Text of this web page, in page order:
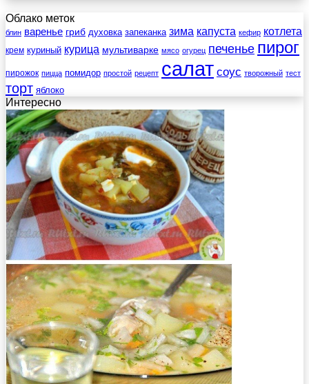
Облако меток
блин варенье гриб духовка запеканка зима капуста кефир котлета
крем куриный курица мультиварке мясо огурец печенье пирог
пирожок пицца помидор простой рецепт салат соус творожный тест
торт яблоко
Интересно